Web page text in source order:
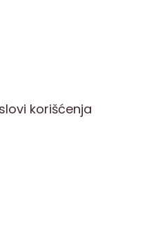
korišćenja